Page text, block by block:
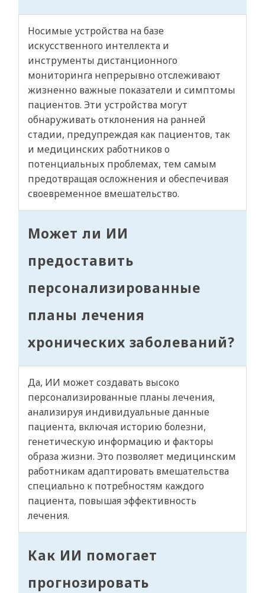
Носимые устройства на базе
искусственного интеллекта и
инструменты дистанционного
мониторинга непрерывно отслеживают
жизненно важные показатели и симптомы
пациентов. Эти устройства могут
обнаруживать отклонения на ранней
стадии, предупреждая как пациентов, так
и медицинских работников о
потенциальных проблемах, тем самым
предотвращая осложнения и обеспечивая
своевременное вмешательство.
Может ли ИИ
предоставить
персонализированные
планы лечения
хронических заболеваний?
Да, ИИ может создавать высоко
персонализированные планы лечения,
анализируя индивидуальные данные
пациента, включая историю болезни,
генетическую информацию и факторы
образа жизни. Это позволяет медицинским
работникам адаптировать вмешательства
специально к потребностям каждого
пациента, повышая эффективность
лечения.
Как ИИ помогает
прогнозировать